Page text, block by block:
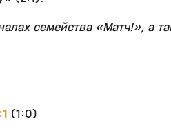
семейства «Матч!», а
(1:0)